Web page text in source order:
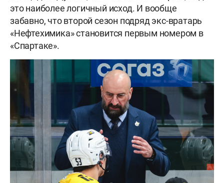
это наиболее логичный исход. И вообще
забавно, что второй сезон подряд экс-вратарь
«Нефтехимика» становится первым номером в
«Спартаке».